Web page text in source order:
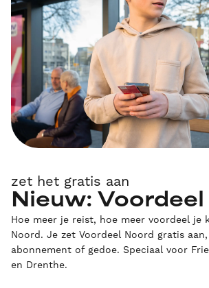
zet het gratis aan
Nieuw:
Hoe meer je reist, hoe meer voordeel je
Noord. Je zet Voordeel Noord gratis
abonnement of gedoe. Speciaal voor
en Drenthe.